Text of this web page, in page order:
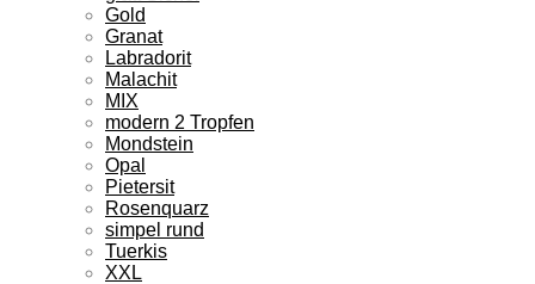
Gold
Granat
Labradorit
Malachit
MIX
modern 2 Tropfen
Mondstein
Opal
Pietersit
Rosenquarz
simpel rund
Tuerkis
XXL